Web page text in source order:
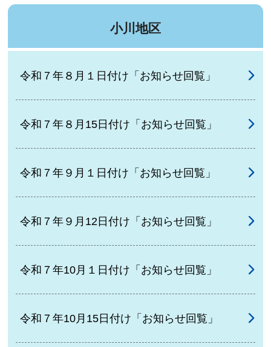
小川地区
令和７年８月１日付け「お知らせ回覧」
令和７年８月15日付け「お知らせ回覧」
令和７年９月１日付け「お知らせ回覧」
令和７年９月12日付け「お知らせ回覧」
令和７年10月１日付け「お知らせ回覧」
令和７年10月15日付け「お知らせ回覧」